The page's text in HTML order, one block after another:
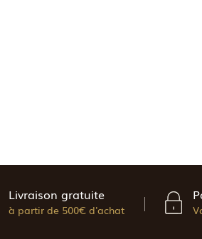
Livraison gratuite
à partir de 500€ d'achat